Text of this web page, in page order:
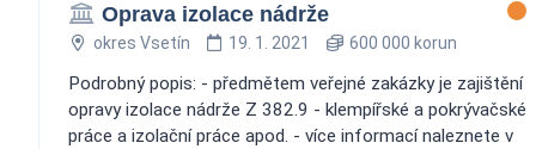
Oprava izolace nádrže
okres Vsetín 19. 1. 2021 600 000 korun
Podrobný popis: - předmětem veřejné zakázky je zajištění
opravy izolace nádrže Z 382.9 - klempířské a pokrývačské
práce a izolační práce apod. - více informací naleznete v